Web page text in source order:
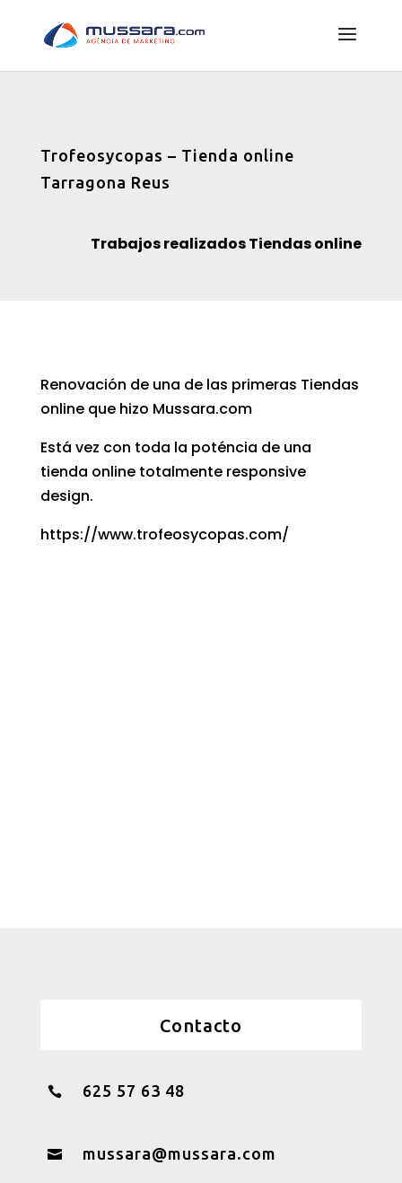
Trofeosycopas – Tienda online
Tarragona Reus
Trabajos realizados Tiendas online
Renovación de una de las primeras Tiendas
online que hizo Mussara.com
Está vez con toda la poténcia de una
tienda online totalmente responsive
design.
https://www.trofeosycopas.com/
Contacto
 625 57 63 48
 mussara@mussara.com